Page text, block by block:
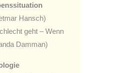
Hansch)
geht – Wenn
Damman)